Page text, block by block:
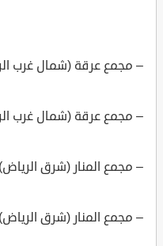
– مجمع عرقة (شمال غرب
– مجمع عرقة (شمال غرب
– مجمع المنار (شرق
– مجمع المنار (شرق